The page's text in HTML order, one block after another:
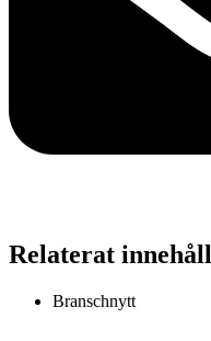
Relaterat innehåll
Branschnytt